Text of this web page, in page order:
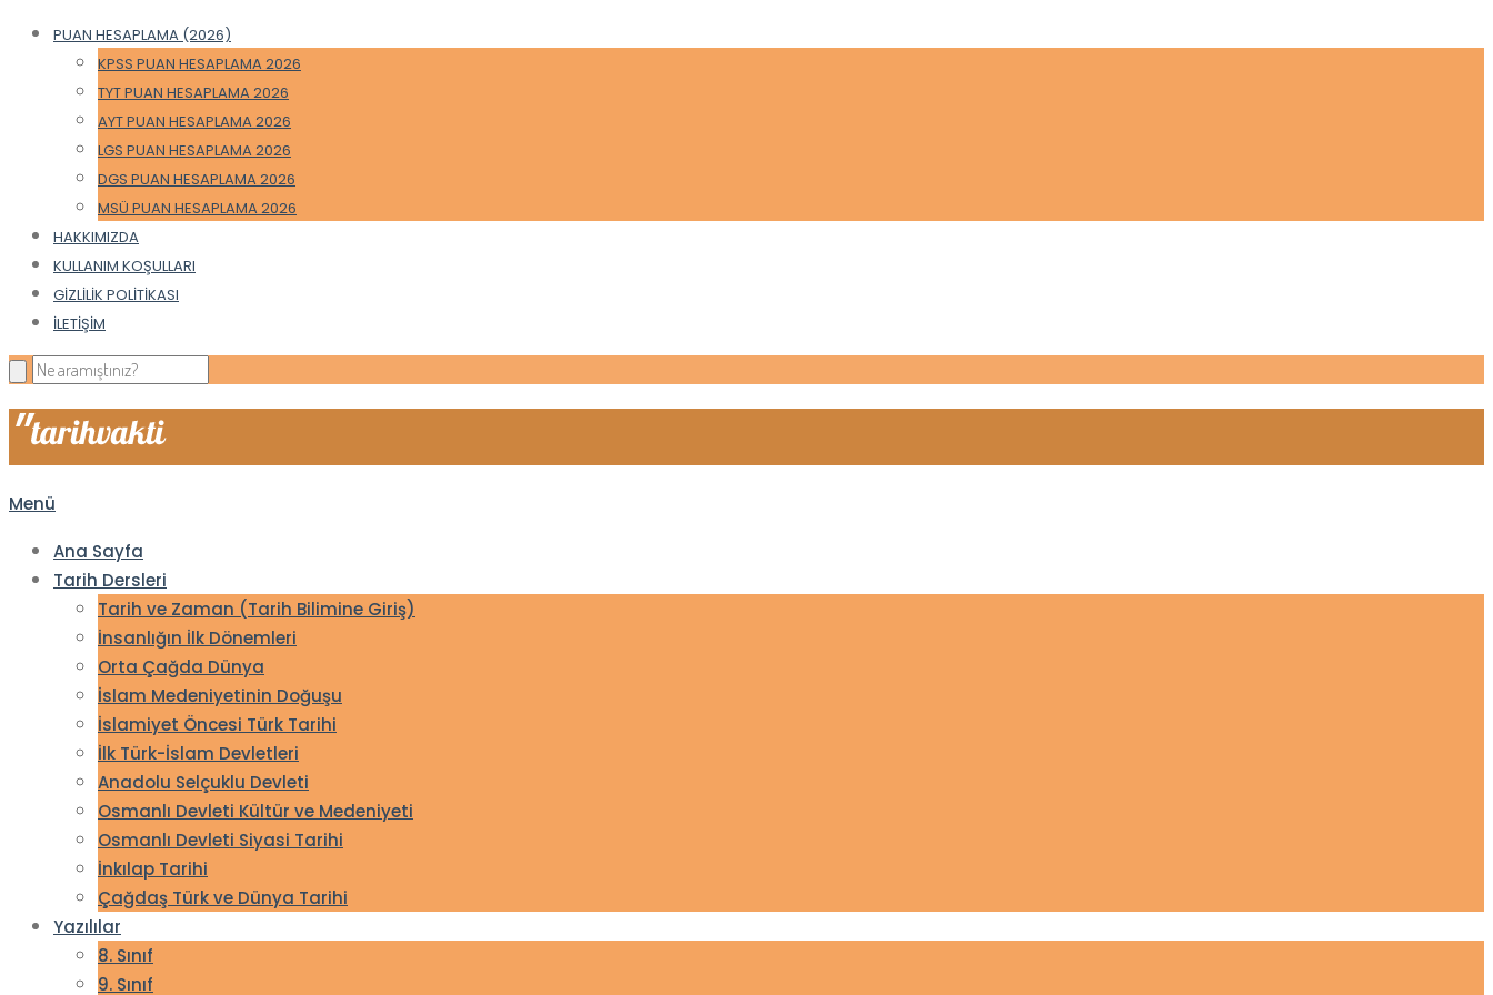
PUAN HESAPLAMA (2026)
KPSS PUAN HESAPLAMA 2026
TYT PUAN HESAPLAMA 2026
AYT PUAN HESAPLAMA 2026
LGS PUAN HESAPLAMA 2026
DGS PUAN HESAPLAMA 2026
MSÜ PUAN HESAPLAMA 2026
HAKKIMIZDA
KULLANIM KOŞULLARI
GIZLILIK POLITIKASI
İLETIŞIM
Menü
Ana Sayfa
Tarih Dersleri
Tarih ve Zaman (Tarih Bilimine Giriş)
İnsanlığın İlk Dönemleri
Orta Çağda Dünya
İslam Medeniyetinin Doğuşu
İslamiyet Öncesi Türk Tarihi
İlk Türk-İslam Devletleri
Anadolu Selçuklu Devleti
Osmanlı Devleti Kültür ve Medeniyeti
Osmanlı Devleti Siyasi Tarihi
İnkılap Tarihi
Çağdaş Türk ve Dünya Tarihi
Yazılılar
8. Sınıf
9. Sınıf